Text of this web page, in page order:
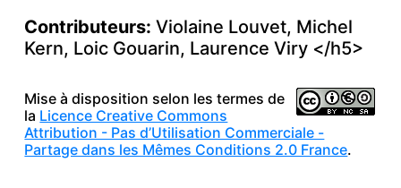
Contributeurs:Violaine Louvet, Michel
Kern, Loic Gouarin, Laurence Viry </h5>
Mise à disposition selon les termes de
la Licence Creative Commons
Attribution - Pas d’Utilisation Commerciale -
Partage dans les Mêmes Conditions 2.0 France.